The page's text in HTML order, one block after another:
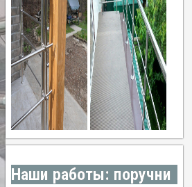
Наши работы: поручни